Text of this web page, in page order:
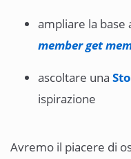
ampliare la base
member get
ascoltare una
ispirazione
Avremo il piacere di